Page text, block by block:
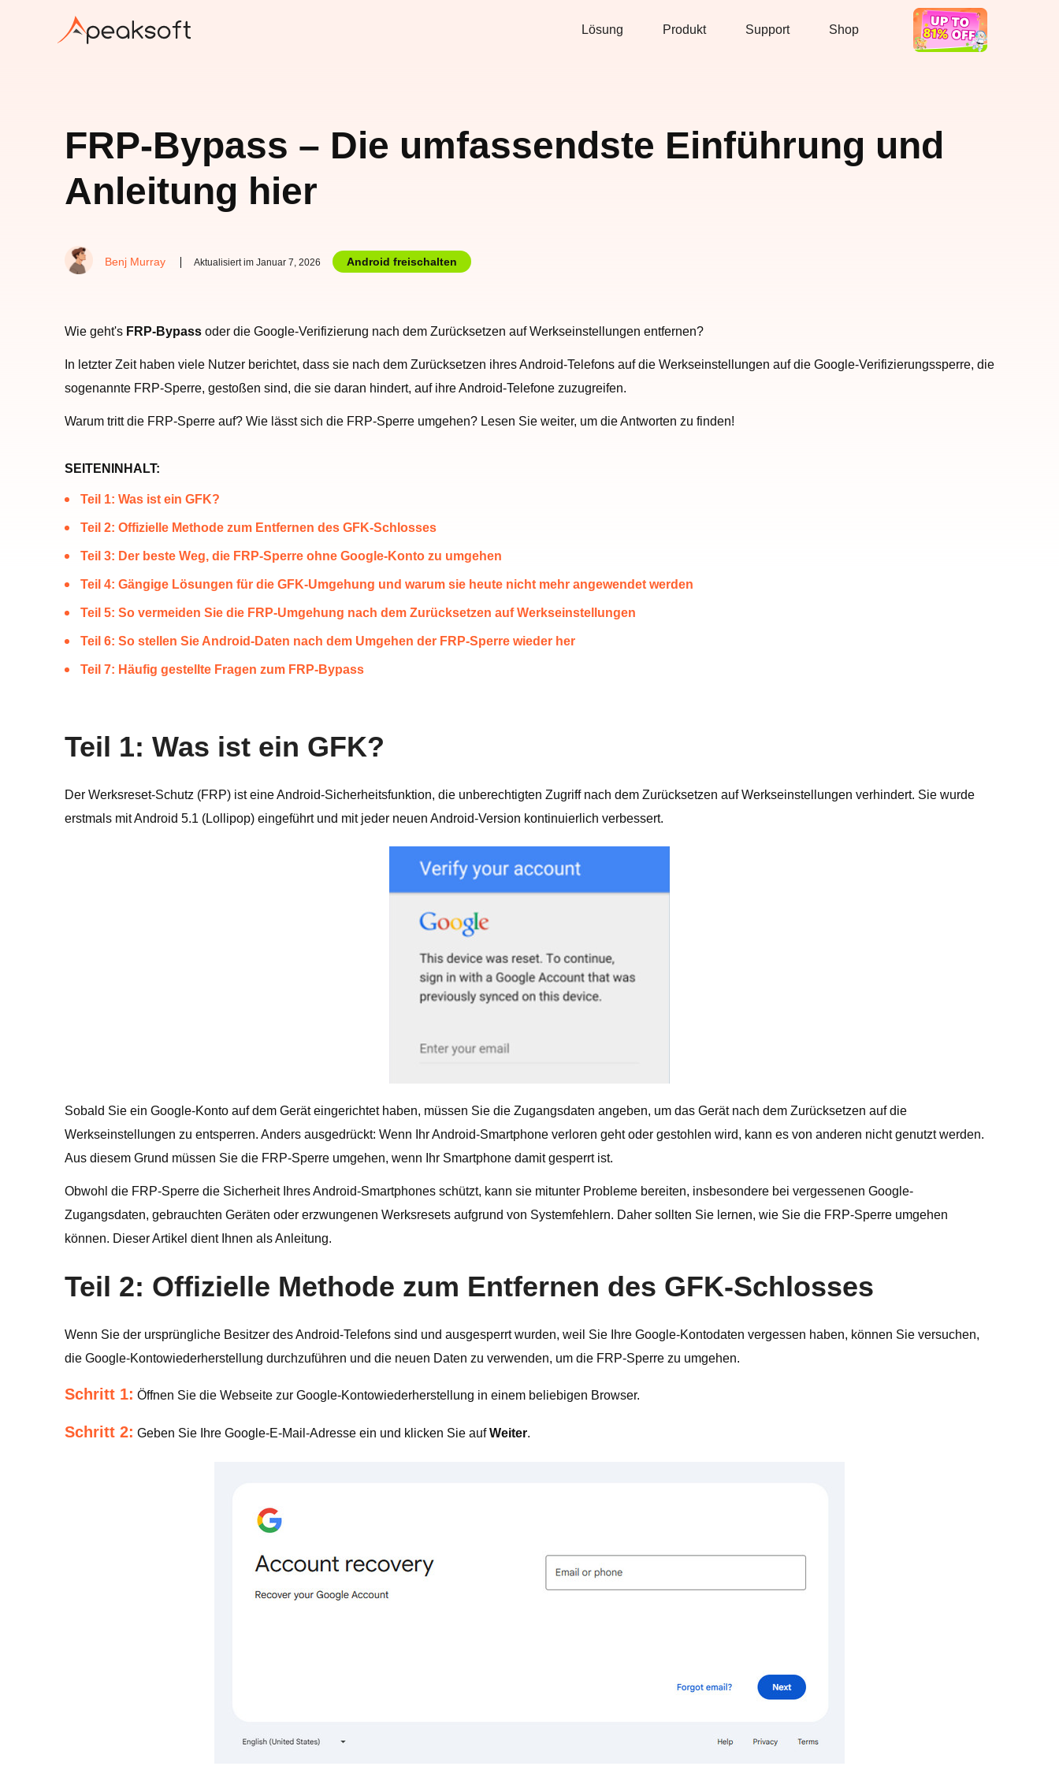
Lösung Produkt Support Shop
Hot Deal
FRP-Bypass – Die umfassendste Einführung und
Anleitung hier
Benj Murray Aktualisiert im Januar 7, 2026 Android freischalten
Wie geht's FRP-Bypass oder die Google-Verifizierung nach dem Zurücksetzen auf Werkseinstellungen entfernen?
In letzter Zeit haben viele Nutzer berichtet, dass sie nach dem Zurücksetzen ihres Android-Telefons auf die Werkseinstellungen auf die Google-Verifizierungssperre, die
sogenannte FRP-Sperre, gestoßen sind, die sie daran hindert, auf ihre Android-Telefone zuzugreifen.
Warum tritt die FRP-Sperre auf? Wie lässt sich die FRP-Sperre umgehen? Lesen Sie weiter, um die Antworten zu finden!
SEITENINHALT:
Teil 1: Was ist ein GFK?
Teil 2: Offizielle Methode zum Entfernen des GFK-Schlosses
Teil 3: Der beste Weg, die FRP-Sperre ohne Google-Konto zu umgehen
Teil 4: Gängige Lösungen für die GFK-Umgehung und warum sie heute nicht mehr angewendet werden
Teil 5: So vermeiden Sie die FRP-Umgehung nach dem Zurücksetzen auf Werkseinstellungen
Teil 6: So stellen Sie Android-Daten nach dem Umgehen der FRP-Sperre wieder her
Teil 7: Häufig gestellte Fragen zum FRP-Bypass
Teil 1: Was ist ein GFK?
Der Werksreset-Schutz (FRP) ist eine Android-Sicherheitsfunktion, die unberechtigten Zugriff nach dem Zurücksetzen auf Werkseinstellungen verhindert. Sie wurde
erstmals mit Android 5.1 (Lollipop) eingeführt und mit jeder neuen Android-Version kontinuierlich verbessert.
Sobald Sie ein Google-Konto auf dem Gerät eingerichtet haben, müssen Sie die Zugangsdaten angeben, um das Gerät nach dem Zurücksetzen auf die
Werkseinstellungen zu entsperren. Anders ausgedrückt: Wenn Ihr Android-Smartphone verloren geht oder gestohlen wird, kann es von anderen nicht genutzt werden.
Aus diesem Grund müssen Sie die FRP-Sperre umgehen, wenn Ihr Smartphone damit gesperrt ist.
Obwohl die FRP-Sperre die Sicherheit Ihres Android-Smartphones schützt, kann sie mitunter Probleme bereiten, insbesondere bei vergessenen Google-
Zugangsdaten, gebrauchten Geräten oder erzwungenen Werksresets aufgrund von Systemfehlern. Daher sollten Sie lernen, wie Sie die FRP-Sperre umgehen
können. Dieser Artikel dient Ihnen als Anleitung.
Teil 2: Offizielle Methode zum Entfernen des GFK-Schlosses
Wenn Sie der ursprüngliche Besitzer des Android-Telefons sind und ausgesperrt wurden, weil Sie Ihre Google-Kontodaten vergessen haben, können Sie versuchen,
die Google-Kontowiederherstellung durchzuführen und die neuen Daten zu verwenden, um die FRP-Sperre zu umgehen.
Schritt 1: Öffnen Sie die Webseite zur Google-Kontowiederherstellung in einem beliebigen Browser.
Schritt 2: Geben Sie Ihre Google-E-Mail-Adresse ein und klicken Sie aufWeiter.